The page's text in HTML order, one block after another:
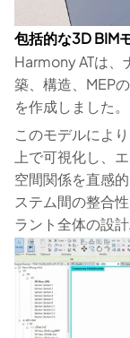
包括的な3D BIM
Harmony ATは、
築、構造、MEP
を作成しました。
このモデルによ
上で可視化し、
空間関係を直感
ステム間の整合
ラント全体の設